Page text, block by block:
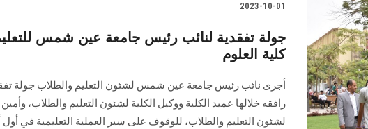
2023-10-01
جولة تفقدية لنائب رئيس جامعة عين شمس
كلية العلوم
أجرى نائب رئيس جامعة عين شمس لشئون التعليم والطلاب جولة
رافقه خلالها عميد الكلية ووكيل الكلية لشئون التعليم والطلاب،
لشئون التعليم والطلاب، للوقوف على سير العملية التعليمية في أول